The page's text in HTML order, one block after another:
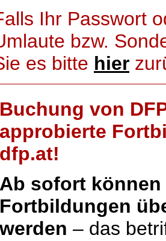
Ihr Passwort
bzw.
es bitte hier
Buchung von
approbierte
dfp.at!
Ab sofort können
Fortbildungen
werden – das